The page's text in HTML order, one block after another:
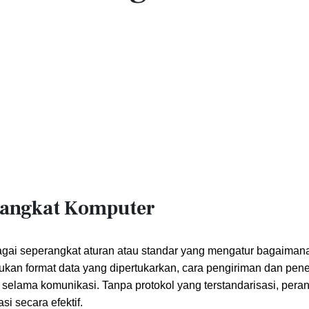
Komputer
seperangkat aturan atau standar yang mengatur
format data yang dipertukarkan, cara pengiriman dan
komunikasi. Tanpa protokol yang terstandarisasi,
secara efektif.